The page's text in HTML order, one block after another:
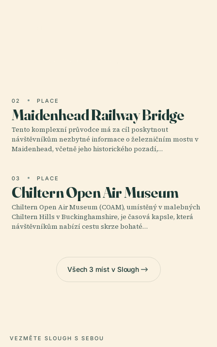
02 PLACE
Maidenhead Railway Bridge
Tento komplexní průvodce má za cíl poskytnout
návštěvníkům nezbytné informace o železničním mostu v
Maidenhead, včetně jeho historického pozadí,…
03 PLACE
Chiltern Open Air Museum
Chiltern Open Air Museum (COAM), umístěný v malebných
Chiltern Hills v Buckinghamshire, je časová kapsle, která
návštěvníkům nabízí cestu skrze bohaté…
Všech 3 míst v Slough
VEZMĚTE SLOUGH S SEBOU